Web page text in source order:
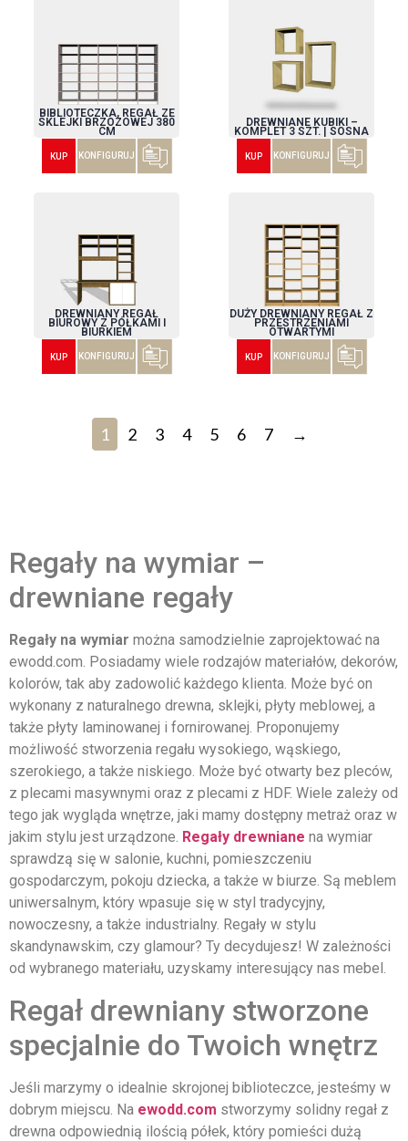
BIBLIOTECZKA, REGAŁ ZE
SKLEJKI BRZOZOWEJ 380
CM
KUP KONFIGURUJ
DREWNIANE KUBIKI –
KOMPLET 3 SZT. | SOSNA
KUP KONFIGURUJ
DREWNIANY REGAŁ
BIUROWY Z PÓŁKAMI I
BIURKIEM
KUP KONFIGURUJ
DUŻY DREWNIANY REGAŁ Z
PRZESTRZENIAMI
OTWARTYMI
KUP KONFIGURUJ
1 2 3 4 5 6 7 →
Regały na wymiar –
drewniane regały
Regały na wymiar można samodzielnie zaprojektować na
ewodd.com. Posiadamy wiele rodzajów materiałów, dekorów,
kolorów, tak aby zadowolić każdego klienta. Może być on
wykonany z naturalnego drewna, sklejki, płyty meblowej, a
także płyty laminowanej i fornirowanej. Proponujemy
możliwość stworzenia regału wysokiego, wąskiego,
szerokiego, a także niskiego. Może być otwarty bez pleców,
z plecami masywnymi oraz z plecami z HDF. Wiele zależy od
tego jak wygląda wnętrze, jaki mamy dostępny metraż oraz w
jakim stylu jest urządzone. Regały drewniane na wymiar
sprawdzą się w salonie, kuchni, pomieszczeniu
gospodarczym, pokoju dziecka, a także w biurze. Są meblem
uniwersalnym, który wpasuje się w styl tradycyjny,
nowoczesny, a także industrialny. Regały w stylu
skandynawskim, czy glamour? Ty decydujesz! W zależności
od wybranego materiału, uzyskamy interesujący nas mebel.
Regał drewniany stworzone
specjalnie do Twoich wnętrz
Jeśli marzymy o idealnie skrojonej biblioteczce, jesteśmy w
dobrym miejscu. Na ewodd.com stworzymy solidny regał z
drewna odpowiednią ilością półek, który pomieści dużą